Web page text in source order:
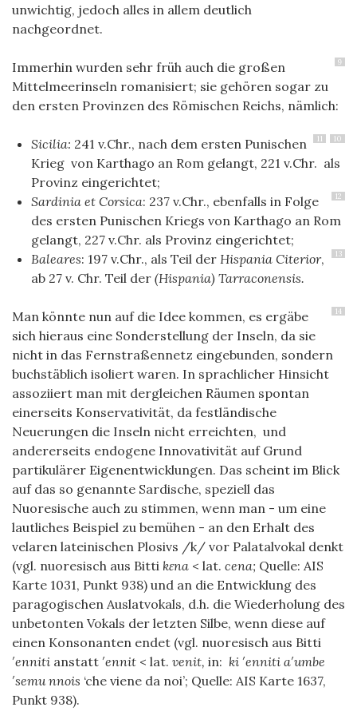
unwichtig, jedoch alles in allem deutlich
nachgeordnet.
9
Immerhin wurden sehr früh auch die großen
Mittelmeerinseln romanisiert; sie gehören sogar zu
den ersten Provinzen des Römischen Reichs, nämlich:
10
11
Sicilia: 241 v.Chr., nach dem ersten Punischen
Krieg von Karthago an Rom gelangt, 221 v.Chr. als
Provinz eingerichtet;
12
Sardinia et Corsica: 237 v.Chr., ebenfalls in Folge
des ersten Punischen Kriegs von Karthago an Rom
gelangt, 227 v.Chr. als Provinz eingerichtet;
13
Baleares: 197 v.Chr., als Teil der Hispania Citerior,
ab 27 v. Chr. Teil der (Hispania) Tarraconensis.
14
Man könnte nun auf die Idee kommen, es ergäbe
sich hieraus eine Sonderstellung der Inseln, da sie
nicht in das Fernstraßennetz eingebunden, sondern
buchstäblich isoliert waren. In sprachlicher Hinsicht
assoziiert man mit dergleichen Räumen spontan
einerseits Konservativität, da festländische
Neuerungen die Inseln nicht erreichten, und
andererseits endogene Innovativität auf Grund
partikulärer Eigenentwicklungen. Das scheint im Blick
auf das so genannte Sardische, speziell das
Nuoresische auch zu stimmen, wenn man - um eine
lautliches Beispiel zu bemühen - an den Erhalt des
velaren lateinischen Plosivs /k/ vor Palatalvokal denkt
(vgl. nuoresisch aus Bitti kɛna < lat. cena; Quelle: AIS
Karte 1031, Punkt 938) und an die Entwicklung des
paragogischen Auslatvokals, d.h. die Wiederholung des
unbetonten Vokals der letzten Silbe, wenn diese auf
einen Konsonanten endet (vgl. nuoresisch aus Bitti
′enniti anstatt ′ennit < lat. venit, in: ki ′enniti a′umbe
′semu nnois ‘che viene da noi’; Quelle: AIS Karte 1637,
Punkt 938).